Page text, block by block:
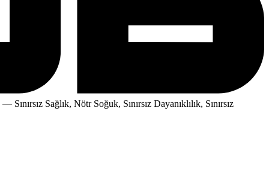
— Sınırsız Sağlık, Nötr Soğuk, Sınırsız Dayanıklılık, Sınırsız